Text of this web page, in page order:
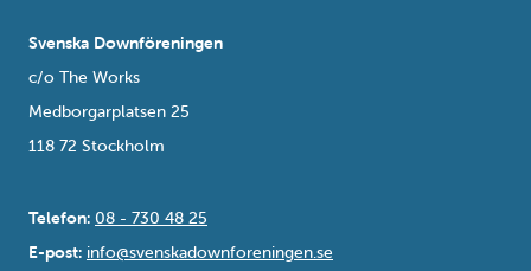
Svenska Downföreningen
c/o The Works
Medborgarplatsen 25
118 72 Stockholm
Telefon: 08 - 730 48 25
E-post: info@svenskadownforeningen.se